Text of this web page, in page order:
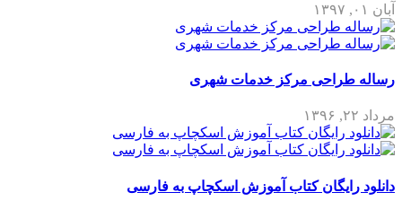
آبان ۰۱, ۱۳۹۷
رساله طراحی مرکز خدمات شهری
مرداد ۲۲, ۱۳۹۶
دانلود رایگان کتاب آموزش اسکچاپ به فارسی